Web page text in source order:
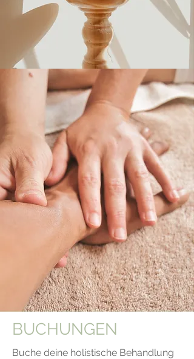
BUCHUNGEN
Buche deine holistische Behandlung